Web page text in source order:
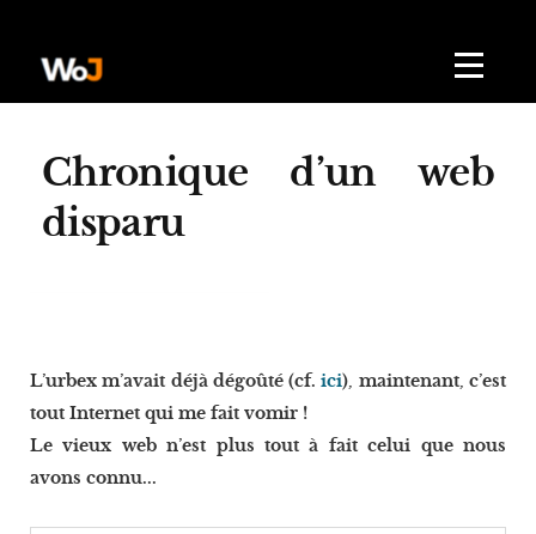
Chronique d’un web
disparu
L’urbex m’avait déjà dégoûté (cf.ici), maintenant, c’est
tout Internet qui me fait vomir !
Le vieux web n’est plus tout à fait celui que nous
avons connu...